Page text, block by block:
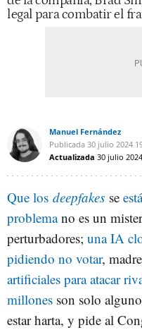
legal para combatir el
Manuel Fernández
Publicada 30 julio 2024
Actualizada 30 julio 2024
Que los deepfakes se
problemano es un
perturbadores; una IA
pidiendo no votar,
artificiales para atacar
millones son solo
estar harta, y pide al